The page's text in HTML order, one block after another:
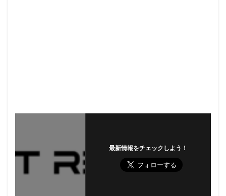
最新情報をチェックしよう！